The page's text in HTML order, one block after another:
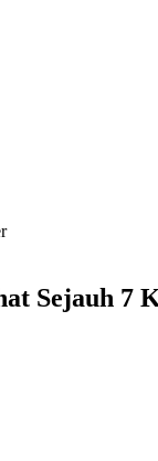
Sejauh 7